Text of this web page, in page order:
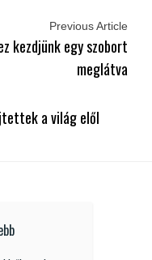
Previous Article
kezdjünk egy szobort
meglátva
a világ elől